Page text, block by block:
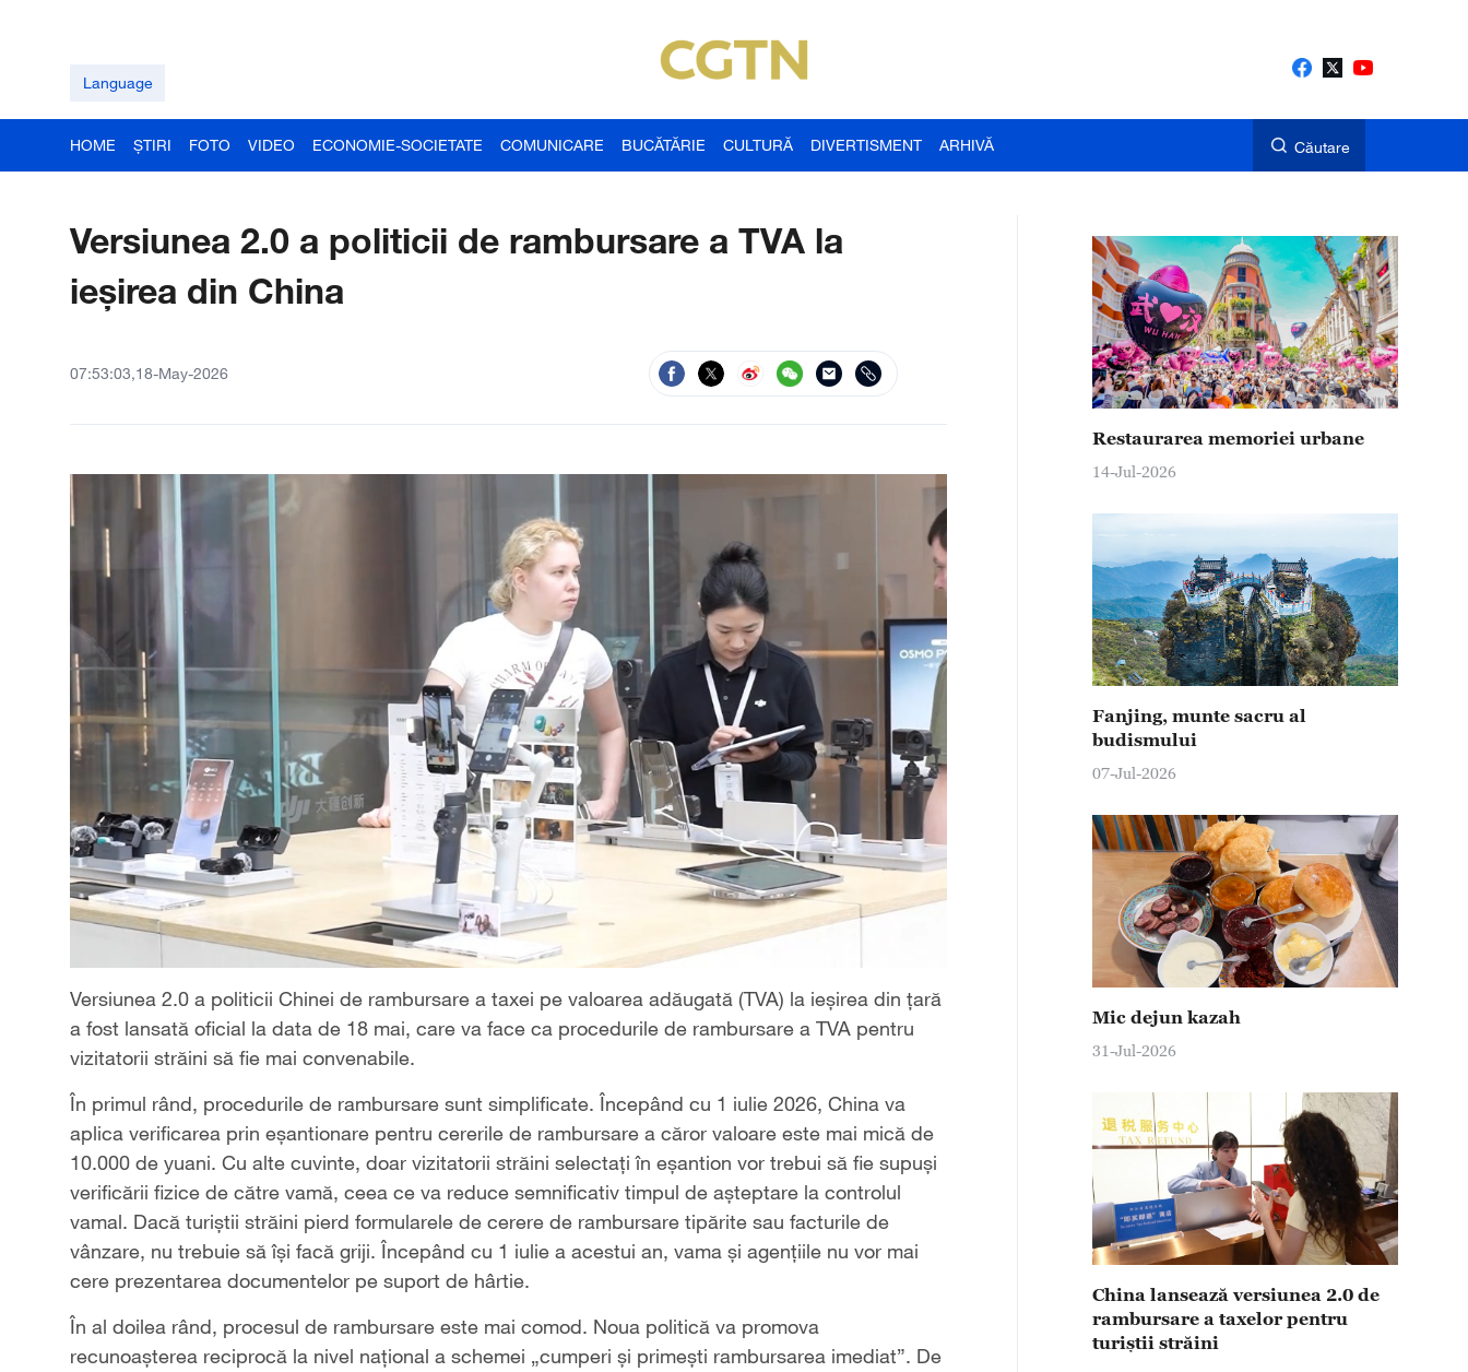
Language
HOME ȘTIRI FOTO VIDEO ECONOMIE-SOCIETATE COMUNICARE BUCĂTĂRIE CULTURĂ DIVERTISMENT ARHIVĂ Căutare
Versiunea 2.0 a politicii de rambursare a TVA la
ieșirea din China
07:53:03,18-May-2026
Versiunea 2.0 a politicii Chinei de rambursare a taxei pe valoarea adăugată (TVA) la ieșirea din țară
a fost lansată oficial la data de 18 mai, care va face ca procedurile de rambursare a TVA pentru
vizitatorii străini să fie mai convenabile.
În primul rând, procedurile de rambursare sunt simplificate. Începând cu 1 iulie 2026, China va
aplica verificarea prin eșantionare pentru cererile de rambursare a căror valoare este mai mică de
10.000 de yuani. Cu alte cuvinte, doar vizitatorii străini selectați în eșantion vor trebui să fie supuși
verificării fizice de către vamă, ceea ce va reduce semnificativ timpul de așteptare la controlul
vamal. Dacă turiștii străini pierd formularele de cerere de rambursare tipărite sau facturile de
vânzare, nu trebuie să își facă griji. Începând cu 1 iulie a acestui an, vama și agențiile nu vor mai
cere prezentarea documentelor pe suport de hârtie.
În al doilea rând, procesul de rambursare este mai comod. Noua politică va promova
recunoașterea reciprocă la nivel național a schemei „cumperi și primești rambursarea imediat”. De
Restaurarea memoriei urbane
14-Jul-2026
Fanjing, munte sacru al
budismului
07-Jul-2026
Mic dejun kazah
31-Jul-2026
China lansează versiunea 2.0 de
rambursare a taxelor pentru
turiștii străini